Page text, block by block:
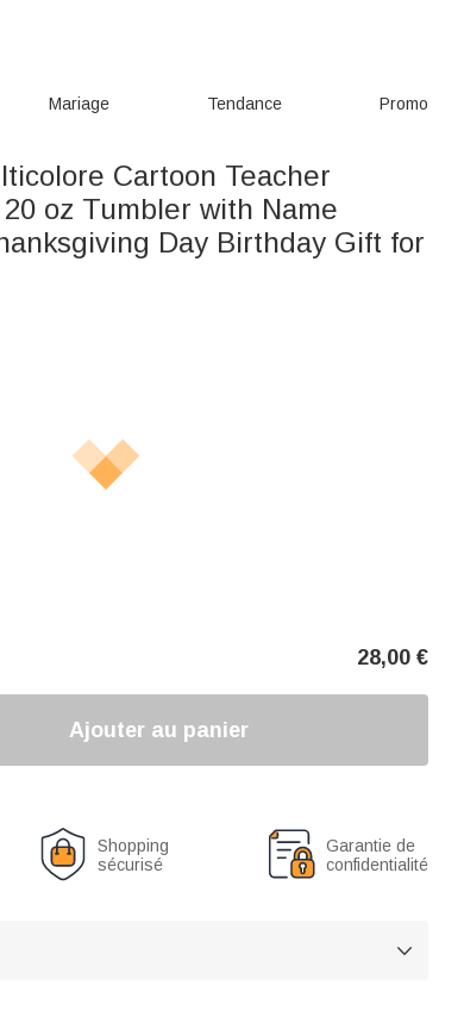
Mariage Tendance Promo
Cartoon Teacher
oz Tumbler with Name
Day Birthday Gift for
28,00 €
Ajouter au panier
Shopping
sécurisé
Garantie de
confidentialité
